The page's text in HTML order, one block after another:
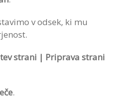
v odsek, ki mu
strani | Priprava strani
.